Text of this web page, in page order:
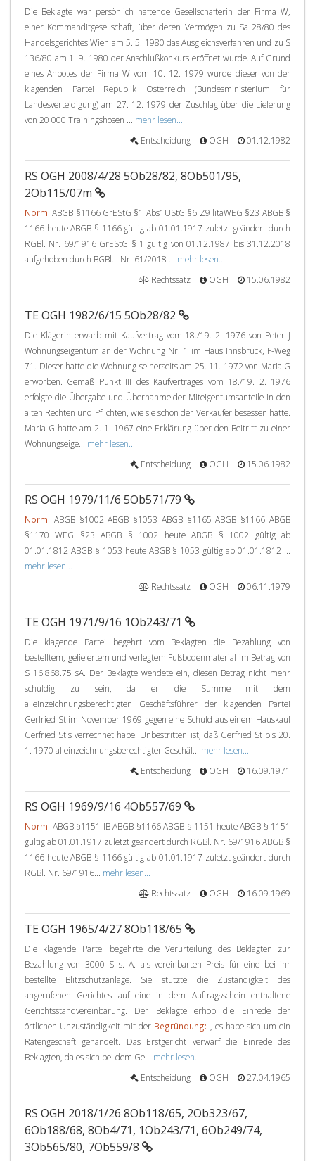
Die Beklagte war persönlich haftende Gesellschafterin der Firma W,
einer Kommanditgesellschaft, über deren Vermögen zu Sa 28/80 des
Handelsgerichtes Wien am 5. 5. 1980 das Ausgleichsverfahren und zu S
136/80 am 1. 9. 1980 der Anschlußkonkurs eröffnet wurde. Auf Grund
eines Anbotes der Firma W vom 10. 12. 1979 wurde dieser von der
klagenden Partei Republik Österreich (Bundesministerium für
Landesverteidigung) am 27. 12. 1979 der Zuschlag über die Lieferung
von 20 000 Trainingshosen ... mehr lesen...
Entscheidung |
OGH | 01.12.1982
RS OGH 2008/4/28 5Ob28/82, 8Ob501/95,
2Ob115/07m
Norm: ABGB §1166 GrEStG §1 Abs1UStG §6 Z9 litaWEG §23 ABGB §
1166 heute ABGB § 1166 gültig ab 01.01.1917 zuletzt geändert durch
RGBl. Nr. 69/1916 GrEStG § 1 gültig von 01.12.1987 bis 31.12.2018
aufgehoben durch BGBl. I Nr. 61/2018 ... mehr lesen...
Rechtssatz |
OGH | 15.06.1982
TE OGH 1982/6/15 5Ob28/82
Die Klägerin erwarb mit Kaufvertrag vom 18./19. 2. 1976 von Peter J
Wohnungseigentum an der Wohnung Nr. 1 im Haus Innsbruck, F-Weg
71. Dieser hatte die Wohnung seinerseits am 25. 11. 1972 von Maria G
erworben. Gemäß Punkt III des Kaufvertrages vom 18./19. 2. 1976
erfolgte die Übergabe und Übernahme der Miteigentumsanteile in den
alten Rechten und Pflichten, wie sie schon der Verkäufer besessen hatte.
Maria G hatte am 2. 1. 1967 eine Erklärung über den Beitritt zu einer
Wohnungseige... mehr lesen...
Entscheidung |
OGH | 15.06.1982
RS OGH 1979/11/6 5Ob571/79
Norm: ABGB §1002 ABGB §1053 ABGB §1165 ABGB §1166 ABGB
§1170 WEG §23 ABGB § 1002 heute ABGB § 1002 gültig ab
01.01.1812 ABGB § 1053 heute ABGB § 1053 gültig ab 01.01.1812 ...
mehr lesen...
Rechtssatz |
OGH | 06.11.1979
TE OGH 1971/9/16 1Ob243/71
Die klagende Partei begehrt vom Beklagten die Bezahlung von
bestelltem, geliefertem und verlegtem Fußbodenmaterial im Betrag von
S 16.868.75 sA. Der Beklagte wendete ein, diesen Betrag nicht mehr
schuldig zu sein, da er die Summe mit dem
alleinzeichnungsberechtigten Geschäftsführer der klagenden Partei
Gerfried St im November 1969 gegen eine Schuld aus einem Hauskauf
Gerfried St's verrechnet habe. Unbestritten ist, daß Gerfried St bis 20.
1. 1970 alleinzeichnungsberechtigter Geschäf... mehr lesen...
Entscheidung |
OGH | 16.09.1971
RS OGH 1969/9/16 4Ob557/69
Norm: ABGB §1151 IB ABGB §1166 ABGB § 1151 heute ABGB § 1151
gültig ab 01.01.1917 zuletzt geändert durch RGBl. Nr. 69/1916 ABGB §
1166 heute ABGB § 1166 gültig ab 01.01.1917 zuletzt geändert durch
RGBl. Nr. 69/1916... mehr lesen...
Rechtssatz |
OGH | 16.09.1969
TE OGH 1965/4/27 8Ob118/65
Die klagende Partei begehrte die Verurteilung des Beklagten zur
Bezahlung von 3000 S s. A. als vereinbarten Preis für eine bei ihr
bestellte Blitzschutzanlage. Sie stützte die Zuständigkeit des
angerufenen Gerichtes auf eine in dem Auftragsschein enthaltene
Gerichtsstandvereinbarung. Der Beklagte erhob die Einrede der
örtlichen Unzuständigkeit mit der Begründung: , es habe sich um ein
Ratengeschäft gehandelt. Das Erstgericht verwarf die Einrede des
Beklagten, da es sich bei dem Ge... mehr lesen...
Entscheidung |
OGH | 27.04.1965
RS OGH 2018/1/26 8Ob118/65, 2Ob323/67,
6Ob188/68, 8Ob4/71, 1Ob243/71, 6Ob249/74,
3Ob565/80, 7Ob559/8